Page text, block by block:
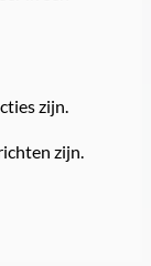
zijn.
zijn.